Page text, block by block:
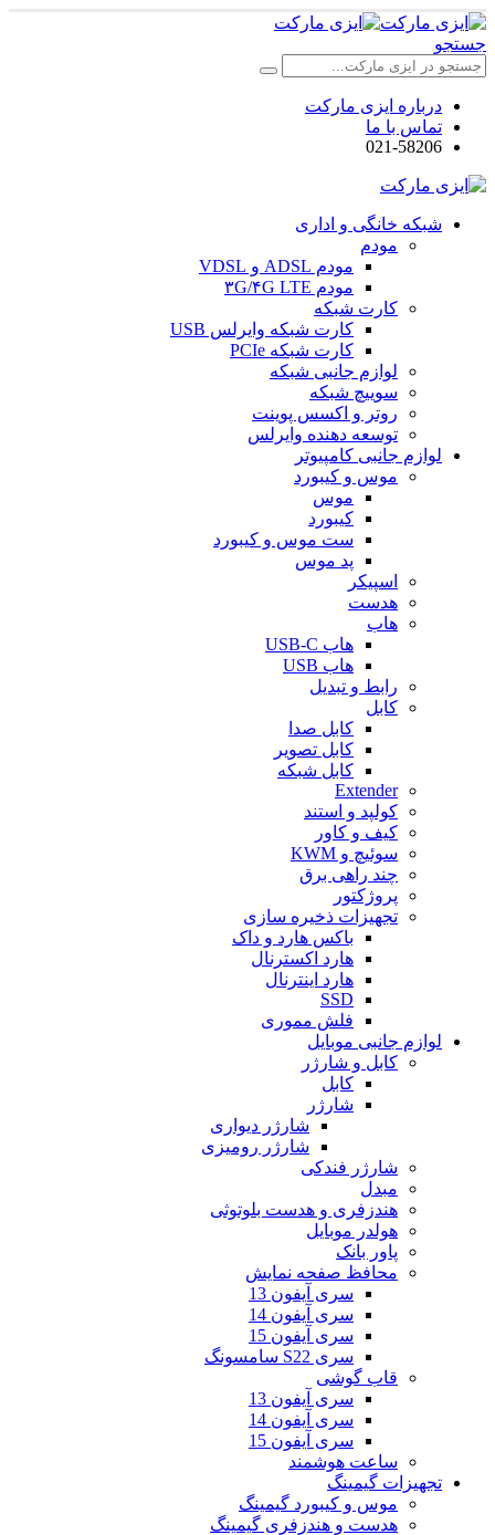
جستجو
درباره ایزی مارکت
تماس با ما
021-58206
شبکه خانگی و اداری
مودم
مودم ADSL و VDSL
مودم ۳G/۴G LTE
کارت شبکه
کارت شبکه وایرلس USB
کارت شبکه PCIe
لوازم جانبی شبکه
سوییچ شبکه
روتر و اکسس پوینت
توسعه دهنده وایرلس
لوازم جانبی کامپیوتر
موس و کیبورد
موس
کیبورد
ست موس و کیبورد
پد موس
اسپیکر
هدست
هاب
هاب USB-C
هاب USB
رابط و تبدیل
کابل
کابل صدا
کابل تصویر
کابل شبکه
Extender
کولپد و استند
کیف و کاور
سوئیچ و KWM
چند راهی برق
پروژکتور
تجهیزات ذخیره سازی
باکس هارد و داک
هارد اکسترنال
هارد اینترنال
SSD
فلش مموری
لوازم جانبی موبایل
کابل و شارژر
کابل
شارژر
شارژر دیواری
شارژر رومیزی
شارژر فندکی
مبدل
هندزفری و هدست بلوتوثی
هولدر موبایل
پاور بانک
محافظ صفحه نمایش
سری آیفون 13
سری آیفون 14
سری آیفون 15
سری S22 سامسونگ
قاب گوشی
سری آیفون 13
سری آیفون 14
سری آیفون 15
ساعت هوشمند
تجهیزات گیمینگ
موس و کیبورد گیمینگ
هدست و هندزفری گیمینگ